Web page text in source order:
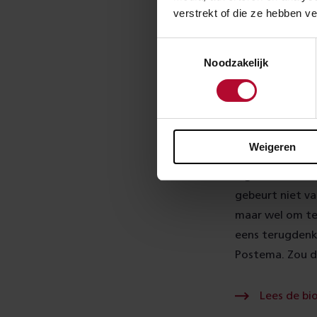
verstrekt of die ze hebben
Noodzakelijk
Weigeren
Dat was de
werkte in
handtekening
flessenpost is
Vier mannen
gebeurt niet
maar wel om
eens
Postema. Zou
Lees de